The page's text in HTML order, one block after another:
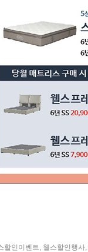
할인이벤트, 웰스할인행사,